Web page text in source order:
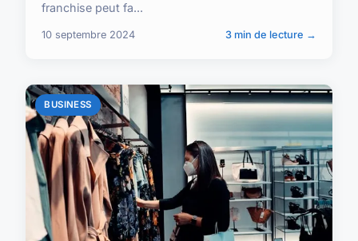
franchise peut fa...
10 septembre 2024 3 min de lecture →
BUSINESS